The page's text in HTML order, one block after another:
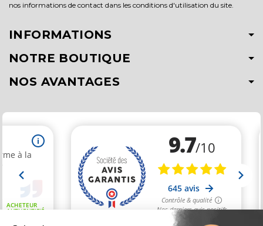
nos informations de contact dans les conditions d'utilisation du site.
INFORMATIONS
NOTRE BOUTIQUE
NOS AVANTAGES